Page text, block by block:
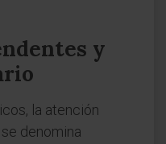
y
la atención
denomina